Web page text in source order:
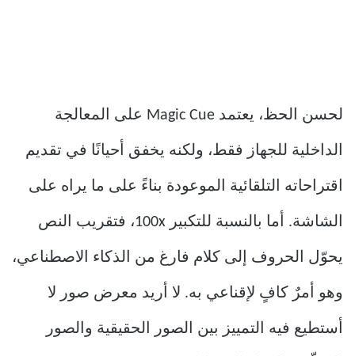
لحسن الحظ، يعتمد Magic Cue على المعالجة
الداخلية للجهاز فقط، ولكنه يخفق أحيانًا في تقديم
اقتراحاته التلقائية الموعودة بناءً على ما يراه على
الشاشة. أما بالنسبة للتكبير 100x، فتقريب النص
يحوّل الحروف إلى كلام فارغ من الذكاء الاصطناعي،
وهو أمرٌ كافٍ لإقناعي به. لا أريد معرض صور لا
أستطيع فيه التمييز بين الصور الحقيقية والصور